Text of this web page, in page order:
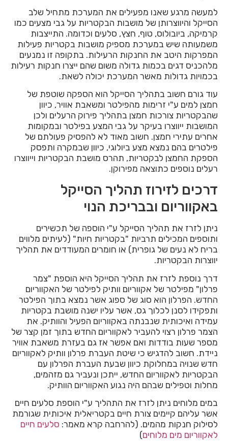
למעשה מרגע שאנו מפעילים את המערכת מתחיל שלב
הסייקל והיווצרותן של מושבות הבקטריות על גבי מצעים כמו
קרמיקה, ביובולוס, טוף, חצץ, סלעים וכדומה. התייצבות
משמעותה שיש במערכת מספיק מושבות בקטריות פעילות
המפרקות היטב את החנקות הרעילות. בתקופה זו נמנעים
מלהכניס דגים בכמות גדולה משום שהם ייצרו חנקות רעילות
בכמויות גדולות מאשר המערכת יכולה לשאת.
עוד גורם חשוב בתהליך הסייקל הוא הספקה שוטפת של
חמצן למים ע"י זרימות מהפילטר ומשאבת אוויר, כיוון
שהבקטריות צורכות חמצן בתהליך פירוק הרעלים ולכן
המושבות ייווצרו בעיקר על גבי המצע בפילטר ובמקומות
אחרים עתירי חמצן. חשוב מאוד לא להפסיק פעולתם של
פילטרים בהם נמצא מצע ביולוגי, כיוון שבמקרה ותפסק
הספקת החמצן לבקטריות, תהרס מושבת הבקטריות וייווצרו
רעלים נוספים כתוצאה מפירוקן.
דרכים לזירוז תהליך הסייקל
באקווריום ובבריכת הנוי
ניתן לזרז את תהליך הסייקל ע"י הוספה של תכשירים
ותוספים המכילים תרביות "בקטריות חיות" (לעיתים מלווים
בריח לא נעים של גופרית) או חומרים המעודדים את תהליך
יווצרות הבקטריות.
דרך נוספת לזרז את תהליך הסייקל היא הוספת "צמר
פרלון" מפילטר של אקווריום וותיק לפילטר של האקווריום
החדש. הפרלון הוא סוג של ספוג אשר נמצא בתוך הפילטר
ותפקידו לסנן לכלוך גס, אשר עליו ישנה מושבת בקטריות
עמידה ואיכותית שנבנתה באקווריום הפעיל והוותיק. את
הצמר פרלון רצוי להעביר לאקווריום החדש בתוך זמן קצר של
מספר שעות בודדות ואם אפשר אז גם בעזרת משאבת אוויר
ניידת. חשוב להדגיש כי שיטת העברת פרלון וותיק לאקווריום
חדש שנויה במחלוקת כיוון שבעת העברת הפרלון עם
הבקטריות לאקווריום החדש, ייתכן ונעביר גם מזהמים,
מחלות וטפילים שבהם היה נגוע האקווריום הוותיק.
במים מלוחים ניתן לזרז את התהליך ע"י הוספת סלעים חיים
אשר עליהם קיימים צורת חיים בקטריאלית איכותית שגורמת
לסילוק חנקות מהמים. (להרחבה קרא מאמר: סלעים חיים
לאקווריום מים מלוחים)